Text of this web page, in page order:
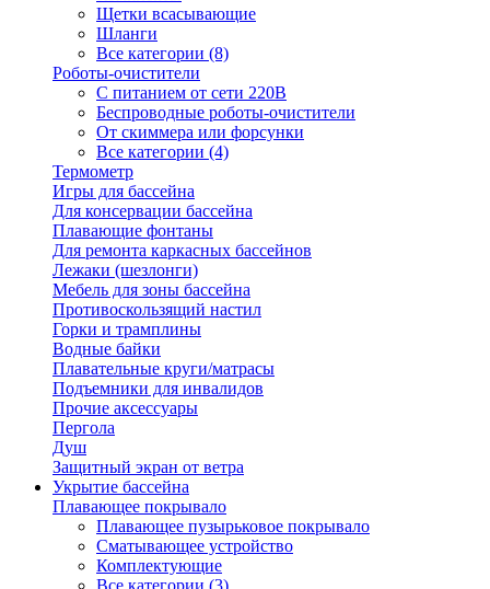
Щетки всасывающие
Шланги
Все категории (8)
Роботы-очистители
С питанием от сети 220В
Беспроводные роботы-очистители
От скиммера или форсунки
Все категории (4)
Термометр
Игры для бассейна
Для консервации бассейна
Плавающие фонтаны
Для ремонта каркасных бассейнов
Лежаки (шезлонги)
Мебель для зоны бассейна
Противоскользящий настил
Горки и трамплины
Водные байки
Плавательные круги/матрасы
Подъемники для инвалидов
Прочие аксессуары
Пергола
Душ
Защитный экран от ветра
Укрытие бассейна
Плавающее покрывало
Плавающее пузырьковое покрывало
Сматывающее устройство
Комплектующие
Все категории (3)